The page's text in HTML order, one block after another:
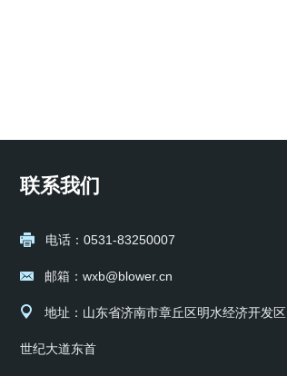
联系我们
电话：0531-83250007
邮箱：wxb@blower.cn
地址：山东省济南市章丘区明水经济开发区
世纪大道东首